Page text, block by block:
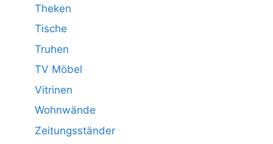
Theken
Tische
Truhen
TV Möbel
Vitrinen
Wohnwände
Zeitungsständer